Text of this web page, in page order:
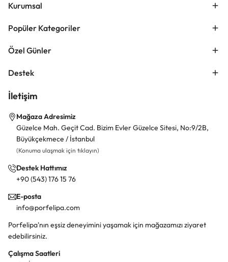
Kurumsal
Popüler Kategoriler
Özel Günler
Destek
İletişim
Mağaza Adresimiz
Güzelce Mah. Geçit Cad. Bizim Evler Güzelce Sitesi, No:9/2B,
Büyükçekmece / İstanbul
(Konuma ulaşmak için tıklayın)
Destek Hattımız
+90 (543) 176 15 76
E-posta
info@porfelipa.com
Porfelipa'nın eşsiz deneyimini yaşamak için mağazamızı ziyaret
edebilirsiniz.
Çalışma Saatleri